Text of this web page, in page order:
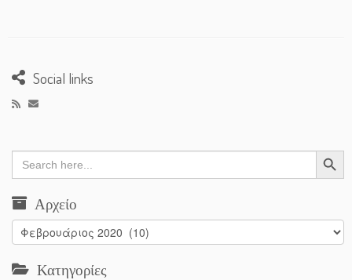
Social links
Search
for:
Search Button
Αρχείο
Αρχείο
Κατηγορίες